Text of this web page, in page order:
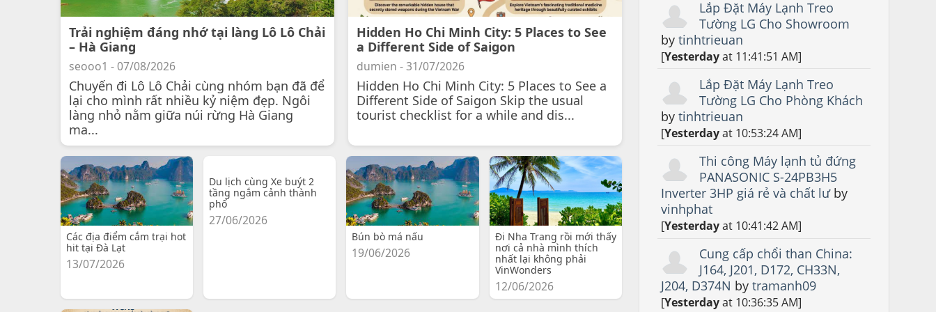
Lắp Đặt Máy Lạnh Treo
Tường LG Cho Showroom
bytinhtrieuan
[Yesterdayat 11:41:51 AM]
Lắp Đặt Máy Lạnh Treo
Tường LG Cho Phòng Khách
bytinhtrieuan
[Yesterdayat 10:53:24 AM]
Thi công Máy lạnh tủ đứng
PANASONIC S-24PB3H5
Inverter 3HP giá rẻ và chất lưby
vinhphat
[Yesterdayat 10:41:42 AM]
Cung cấp chổi than China:
J164, J201, D172, CH33N,
J204, D374N bytramanh09
[Yesterdayat 10:36:35 AM]
Trải nghiệm đáng nhớ tại làng Lô Lô Chải
– Hà Giang
seooo1 - 07/08/2026
Chuyến đi Lô Lô Chải cùng nhóm bạn đã để
lại cho mình rất nhiều kỷ niệm đẹp. Ngôi
làng nhỏ nằm giữa núi rừng Hà Giang
ma...
Hidden Ho Chi Minh City: 5 Places to See
a Different Side of Saigon
dumien - 31/07/2026
Hidden Ho Chi Minh City: 5 Places to See a
Different Side of Saigon Skip the usual
tourist checklist for a while and dis...
Các địa điểm cắm trại hot
hit tại Đà Lạt
13/07/2026
Du lịch cùng Xe buýt 2
tầng ngắm cảnh thành
phố
27/06/2026
Bún bò má nấu
19/06/2026
Đi Nha Trang rồi mới thấy
nơi cả nhà mình thích
nhất lại không phải
VinWonders
12/06/2026